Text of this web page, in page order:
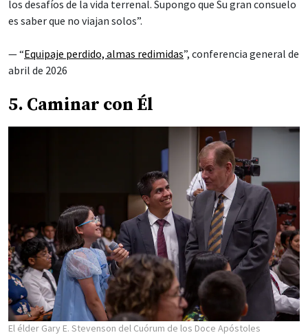
los desafíos de la vida terrenal. Supongo que Su gran consuelo
es saber que no viajan solos”.
— “Equipaje perdido, almas redimidas”, conferencia general de
abril de 2026
5. Caminar con Él
El élder Gary E. Stevenson del Cuórum de los Doce Apóstoles